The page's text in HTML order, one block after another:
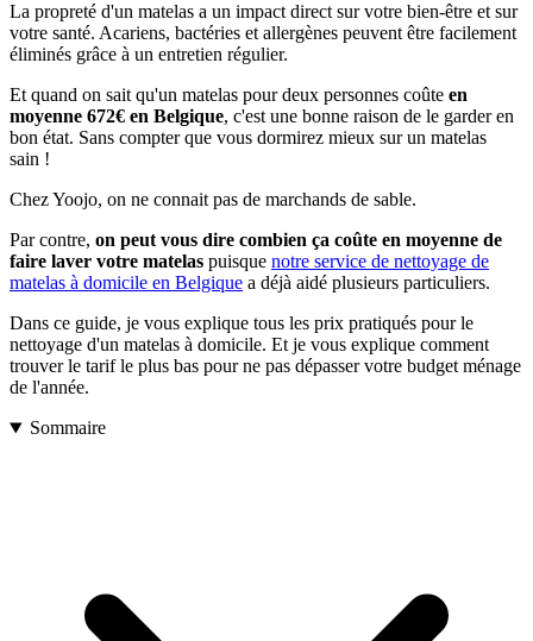
La propreté d'un matelas a un impact direct sur votre bien-être et sur
votre santé. Acariens, bactéries et allergènes peuvent être facilement
éliminés grâce à un entretien régulier.
Et quand on sait qu'un matelas pour deux personnes coûte en
moyenne 672€ en Belgique, c'est une bonne raison de le garder en
bon état. Sans compter que vous dormirez mieux sur un matelas
sain !
Chez Yoojo, on ne connait pas de marchands de sable.
Par contre, on peut vous dire combien ça coûte en moyenne de
faire laver votre matelas puisque notre service de nettoyage de
matelas à domicile en Belgique a déjà aidé plusieurs particuliers.
Dans ce guide, je vous explique tous les prix pratiqués pour le
nettoyage d'un matelas à domicile. Et je vous explique comment
trouver le tarif le plus bas pour ne pas dépasser votre budget ménage
de l'année.
Sommaire